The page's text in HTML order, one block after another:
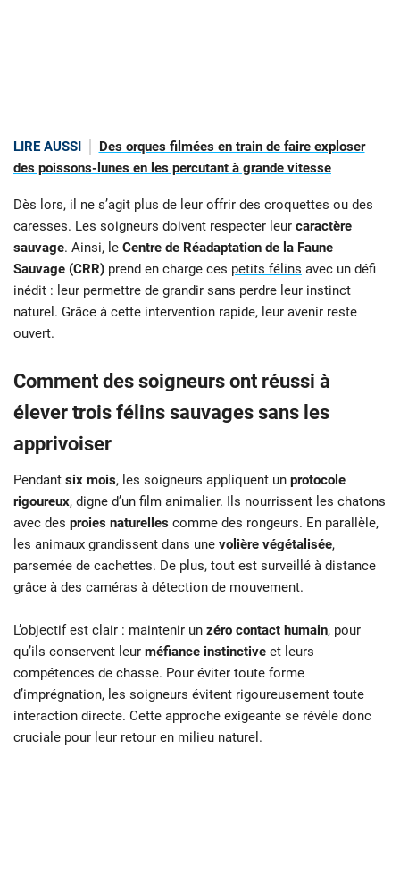
LIRE AUSSI
Des orques filmées en train de faire exploser
des poissons-lunes en les percutant à grande vitesse
Dès lors, il ne s’agit plus de leur offrir des croquettes ou des
caresses. Les soigneurs doivent respecter leur caractère
sauvage. Ainsi, le Centre de Réadaptation de la Faune
Sauvage (CRR) prend en charge ces petits félins avec un défi
inédit : leur permettre de grandir sans perdre leur instinct
naturel. Grâce à cette intervention rapide, leur avenir reste
ouvert.
Comment des soigneurs ont réussi à
élever trois félins sauvages sans les
apprivoiser
Pendant six mois, les soigneurs appliquent un protocole
rigoureux, digne d’un film animalier. Ils nourrissent les chatons
avec des proies naturelles comme des rongeurs. En parallèle,
les animaux grandissent dans une volière végétalisée,
parsemée de cachettes. De plus, tout est surveillé à distance
grâce à des caméras à détection de mouvement.
L’objectif est clair : maintenir un zéro contact humain, pour
qu’ils conservent leur méfiance instinctive et leurs
compétences de chasse. Pour éviter toute forme
d’imprégnation, les soigneurs évitent rigoureusement toute
interaction directe. Cette approche exigeante se révèle donc
cruciale pour leur retour en milieu naturel.